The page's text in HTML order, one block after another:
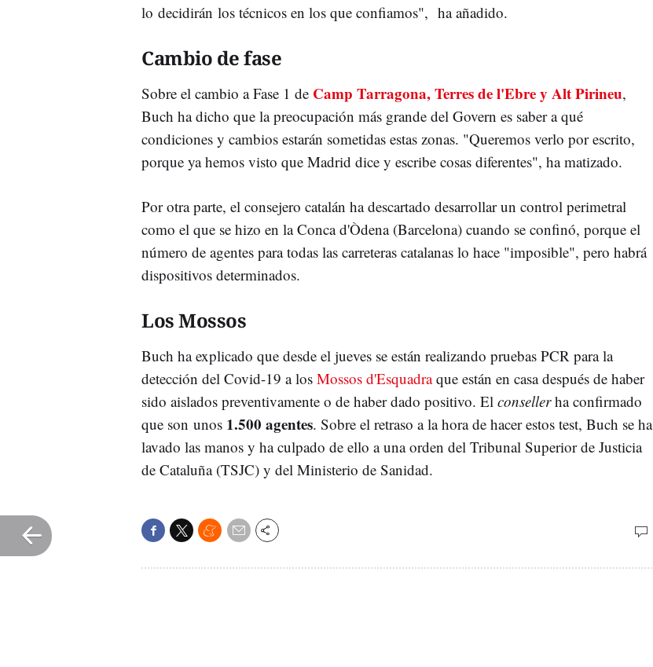
lo decidirán los técnicos en los que confiamos", ha añadido.
Cambio de fase
Sobre el cambio a Fase 1 de Camp Tarragona, Terres de l'Ebre y Alt Pirineu,
Buch ha dicho que la preocupación más grande del Govern es saber a qué
condiciones y cambios estarán sometidas estas zonas. "Queremos verlo por escrito,
porque ya hemos visto que Madrid dice y escribe cosas diferentes", ha matizado.
Por otra parte, el consejero catalán ha descartado desarrollar un control perimetral
como el que se hizo en la Conca d'Òdena (Barcelona) cuando se confinó, porque el
número de agentes para todas las carreteras catalanas lo hace "imposible", pero habrá
dispositivos determinados.
Los Mossos
Buch ha explicado que desde el jueves se están realizando pruebas PCR para la
detección del Covid-19 a los Mossos d'Esquadraque están en casa después de haber
sido aislados preventivamente o de haber dado positivo. El consellerha confirmado
que son unos 1.500 agentes. Sobre el retraso a la hora de hacer estos test, Buch se ha
lavado las manos y ha culpado de ello a una orden del Tribunal Superior de Justicia
de Cataluña (TSJC) y del Ministerio de Sanidad.